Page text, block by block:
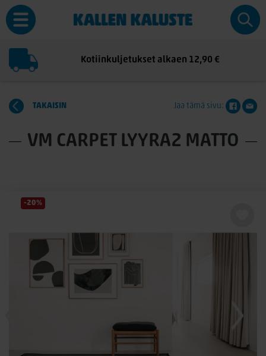
Kotiinkuljetukset alkaen 12,90 €
TAKAISIN Jaa tämä sivu:
VM CARPET LYYRA2 MATTO
-20%